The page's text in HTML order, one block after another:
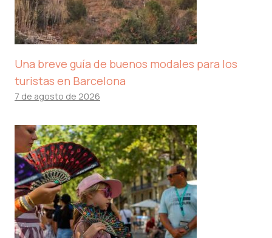
Una breve guía de buenos modales para los
turistas en Barcelona
7 de agosto de 2026